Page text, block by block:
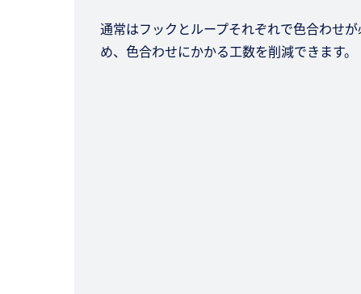
通常はフックとループそれぞれで色合わせ
め、色合わせにかかる工数を削減できます。